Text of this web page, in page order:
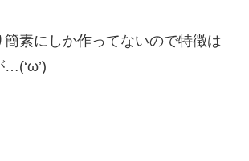
素にしか作ってないので特徴は
…(‘ω’)